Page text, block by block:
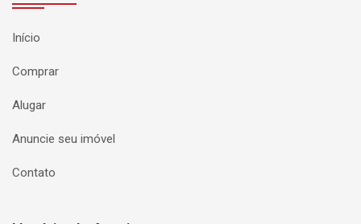
Início
Comprar
Alugar
Anuncie seu imóvel
Contato